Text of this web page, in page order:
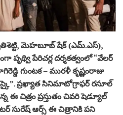
మెహబూబ్ షేక్ (ఎమ్.ఎస్),
పేరిచర్ల దర్శకత్వంలో “వేలర్
గుంటక – మురళీ కృష్ణంరాజు
“స్కై”. ప్రఖ్యాత సినిమాటోగ్రాఫర్ రసూల్
ఈ చిత్రం ప్రస్తుతం చివరి షెడ్యూల్
సురేష్ ఆర్స్ ఈ చిత్రానికి పని